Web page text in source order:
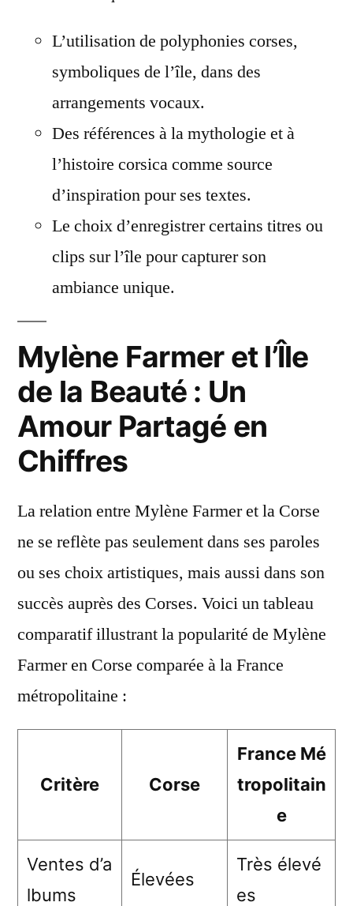
L’utilisation de polyphonies corses,
symboliques de l’île, dans des
arrangements vocaux.
Des références à la mythologie et à
l’histoire corsica comme source
d’inspiration pour ses textes.
Le choix d’enregistrer certains titres ou
clips sur l’île pour capturer son
ambiance unique.
Mylène Farmer et l’Île
de la Beauté : Un
Amour Partagé en
Chiffres
La relation entre Mylène Farmer et la Corse
ne se reflète pas seulement dans ses paroles
ou ses choix artistiques, mais aussi dans son
succès auprès des Corses. Voici un tableau
comparatif illustrant la popularité de Mylène
Farmer en Corse comparée à la France
métropolitaine :
Critère Corse
France Mé
tropolitain
e
Ventes d’a
lbums
Élevées
Très élevé
es